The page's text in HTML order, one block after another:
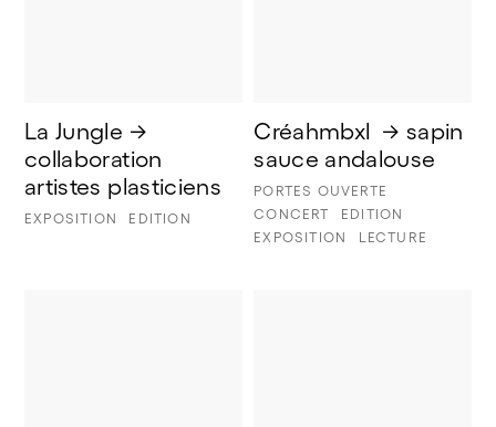
La Jungle →
collaboration
artistes plasticiens
EXPOSITION EDITION
Créahmbxl  → sapin
sauce andalouse
PORTES OUVERTE
CONCERT
EDITION
EXPOSITION
LECTURE